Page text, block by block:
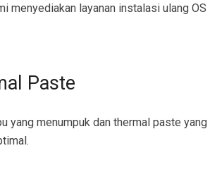
menyediakan layanan instalasi ulang
Paste
menumpuk dan thermal paste